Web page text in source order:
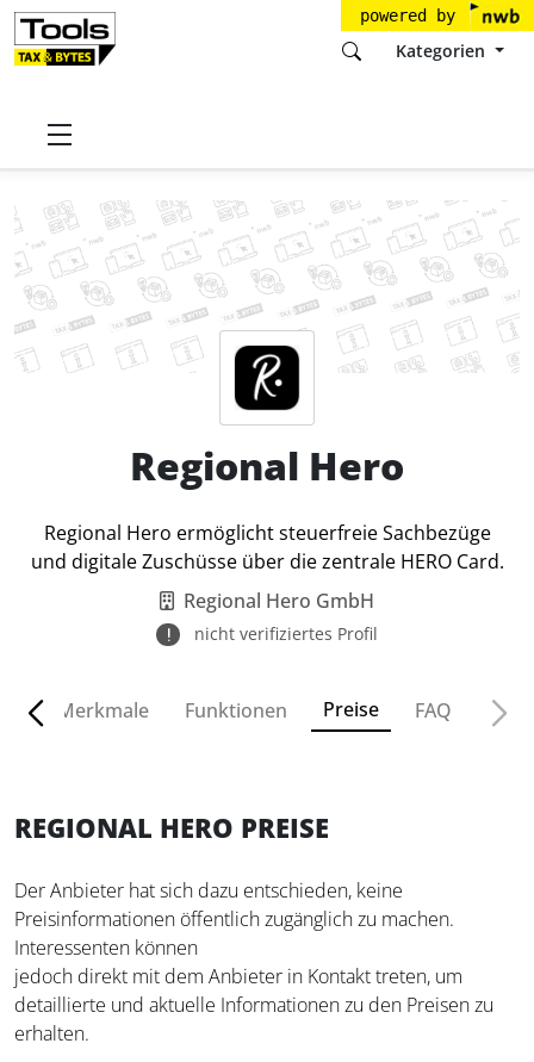
powered by
Kategorien
Startseite
Regional Hero
Regional Hero ermöglicht steuerfreie Sachbezüge
und digitale Zuschüsse über die zentrale HERO Card.
Regional Hero GmbH
nicht verifiziertes Profil
Merkmale Funktionen Preise FAQ
REGIONAL HERO PREISE
Der Anbieter hat sich dazu entschieden, keine
Preisinformationen öffentlich zugänglich zu machen.
Interessenten können
jedoch direkt mit dem Anbieter in Kontakt treten, um
detaillierte und aktuelle Informationen zu den Preisen zu
erhalten.